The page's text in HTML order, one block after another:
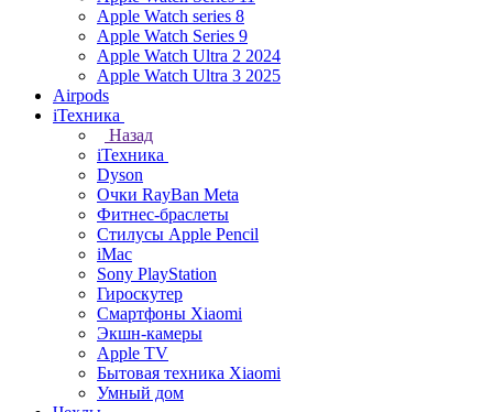
Apple Watch series 8
Apple Watch Series 9
Apple Watch Ultra 2 2024
Apple Watch Ultra 3 2025
Airpods
iТехника
Назад
iТехника
Dyson
Очки RayBan Meta
Фитнес-браслеты
Стилусы Apple Pencil
iMac
Sony PlayStation
Гироскутер
Смартфоны Xiaomi
Экшн-камеры
Apple TV
Бытовая техника Xiaomi
Умный дом